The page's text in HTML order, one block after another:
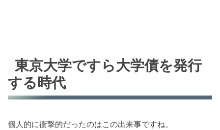
東京大学ですら大学債を発行
する時代
個人的に衝撃的だったのはこの出来事ですね。